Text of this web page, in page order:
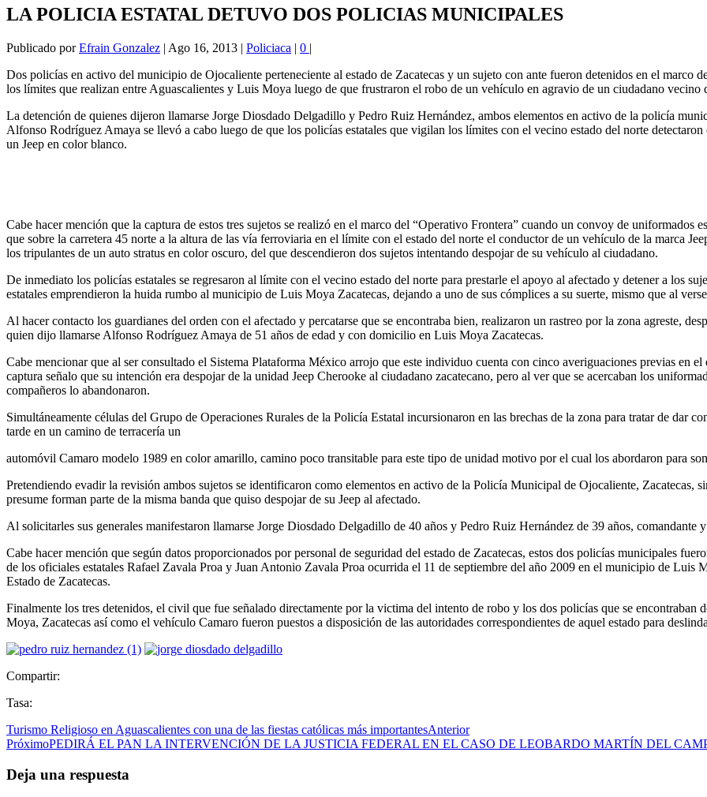
LA POLICIA ESTATAL DETUVO DOS POLICIAS MUNICIPALES
Publicado porEfrain Gonzalez | Ago 16, 2013 | Policiaca | 0 |
Dos policías en activo del municipio de Ojocaliente perteneciente al estado de Zacatecas y un sujeto con ante fueron detenidos en el marco
los límites que realizan entre Aguascalientes y Luis Moya luego de que frustraron el robo de un vehículo en agravio de un ciudadano
La detención de quienes dijeron llamarse Jorge Diosdado Delgadillo y Pedro Ruiz Hernández, ambos elementos en activo de la policía
Alfonso Rodríguez Amaya se llevó a cabo luego de que los policías estatales que vigilan los límites con el vecino estado del norte
un Jeep en color blanco.
Cabe hacer mención que la captura de estos tres sujetos se realizó en el marco del “Operativo Frontera” cuando un convoy de uniformados
que sobre la carretera 45 norte a la altura de las vía ferroviaria en el límite con el estado del norte el conductor de un vehículo de la marca
los tripulantes de un auto stratus en color oscuro, del que descendieron dos sujetos intentando despojar de su vehículo al ciudadano.
De inmediato los policías estatales se regresaron al límite con el vecino estado del norte para prestarle el apoyo al afectado y detener a los
estatales emprendieron la huida rumbo al municipio de Luis Moya Zacatecas, dejando a uno de sus cómplices a su suerte, mismo que al
Al hacer contacto los guardianes del orden con el afectado y percatarse que se encontraba bien, realizaron un rastreo por la zona agreste,
quien dijo llamarse Alfonso Rodríguez Amaya de 51 años de edad y con domicilio en Luis Moya Zacatecas.
Cabe mencionar que al ser consultado el Sistema Plataforma México arrojo que este individuo cuenta con cinco averiguaciones previas en
captura señalo que su intención era despojar de la unidad Jeep Cherooke al ciudadano zacatecano, pero al ver que se acercaban los
compañeros lo abandonaron.
Simultáneamente células del Grupo de Operaciones Rurales de la Policía Estatal incursionaron en las brechas de la zona para tratar de dar
tarde en un camino de terracería un
automóvil Camaro modelo 1989 en color amarillo, camino poco transitable para este tipo de unidad motivo por el cual los abordaron para
Pretendiendo evadir la revisión ambos sujetos se identificaron como elementos en activo de la Policía Municipal de Ojocaliente, Zacatecas,
presume forman parte de la misma banda que quiso despojar de su Jeep al afectado.
Al solicitarles sus generales manifestaron llamarse Jorge Diosdado Delgadillo de 40 años y Pedro Ruiz Hernández de 39 años, comandante
Cabe hacer mención que según datos proporcionados por personal de seguridad del estado de Zacatecas, estos dos policías municipales
de los oficiales estatales Rafael Zavala Proa y Juan Antonio Zavala Proa ocurrida el 11 de septiembre del año 2009 en el municipio de Luis
Estado de Zacatecas.
Finalmente los tres detenidos, el civil que fue señalado directamente por la victima del intento de robo y los dos policías que se encontraban
Moya, Zacatecas así como el vehículo Camaro fueron puestos a disposición de las autoridades correspondientes de aquel estado para
Compartir:
Tasa:
Turismo Religioso en Aguascalientes con una de las fiestas católicas más importantesAnterior
PróximoPEDIRÁ EL PAN LA INTERVENCIÓN DE LA JUSTICIA FEDERAL EN EL CASO DE LEOBARDO MARTÍN DEL
Deja una respuesta